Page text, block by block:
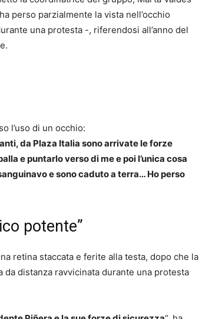
perso parzialmente la vista nell’occhio
una protesta -, riferendosi all’anno del
l’uso di un occhio:
da Plaza Italia sono arrivate le forze
e puntarlo verso di me e poi l’unica cosa
e sono caduto a terra… Ho perso
potente”
retina staccata e ferite alla testa, dopo che la
da distanza ravvicinata durante una protesta